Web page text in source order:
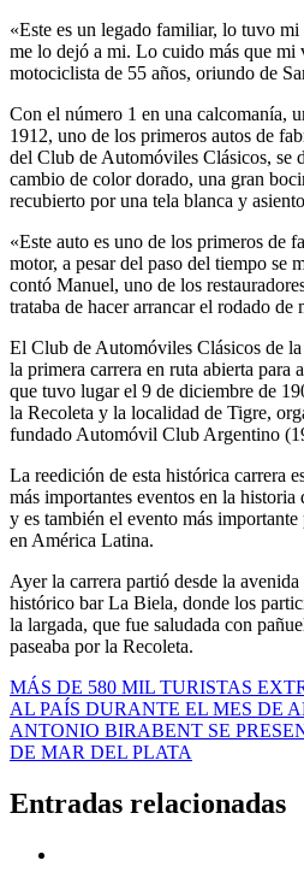
«Este es un legado familiar, lo tuvo
me lo dejó a mi. Lo cuido más que mi
motociclista de 55 años, oriundo de
Con el número 1 en una calcomanía,
1912, uno de los primeros autos de
del Club de Automóviles Clásicos, se
cambio de color dorado, una gran
recubierto por una tela blanca y
«Este auto es uno de los primeros de
motor, a pesar del paso del tiempo se
contó Manuel, uno de los
trataba de hacer arrancar el rodado de
El Club de Automóviles Clásicos de
la primera carrera en ruta abierta para
que tuvo lugar el 9 de diciembre de
la Recoleta y la localidad de Tigre,
fundado Automóvil Club Argentino
La reedición de esta histórica carrera
más importantes eventos en la
y es también el evento más
en América Latina.
Ayer la carrera partió desde la
histórico bar La Biela, donde los
la largada, que fue saludada con
paseaba por la Recoleta.
Navegación
de
entradas
MÁS DE 580 MIL TURISTAS
AL PAÍS DURANTE EL MES DE
ANTONIO BIRABENT SE
DE MAR DEL PLATA
Entradas relacionadas